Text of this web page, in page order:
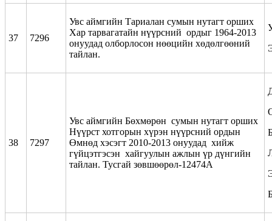
37 7296
Увс аймгийн Тариалан сумын нутагт орших
Хар тарвагатайн нүүрсний ордыг 1964-2013
онуудад олборлосон нөөцийн хөдөлгөөний
тайлан.
38 7297
Увс аймгийн Бөхмөрөн сумын нутагт орших
Нүүрст хотгорын хүрэн нүүрсний ордын
Өмнөд хэсэгт 2010-2013 онуудад хийж
гүйцэтгэсэн хайгуулын ажлын үр дүнгийн
тайлан. Тусгай зөвшөөрөл-12474А